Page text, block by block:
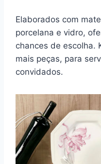
Elaborados com
porcelana e vidro,
chances de escolha.
mais peças, para
convidados.